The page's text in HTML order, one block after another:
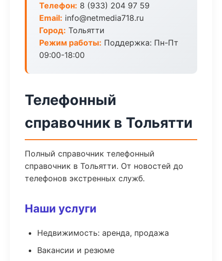
Телефон: 8 (933) 204 97 59
Email: info@netmedia718.ru
Город: Тольятти
Режим работы: Поддержка: Пн-Пт
09:00-18:00
Телефонный
справочник в Тольятти
Полный справочник телефонный
справочник в Тольятти. От новостей до
телефонов экстренных служб.
Наши услуги
Недвижимость: аренда, продажа
Вакансии и резюме